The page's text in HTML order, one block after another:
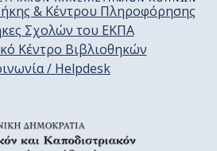
& Κέντρου Πληροφόρησης
Σχολών του ΕΚΠΑ
Κέντρο Βιβλιοθηκών
/ Helpdesk